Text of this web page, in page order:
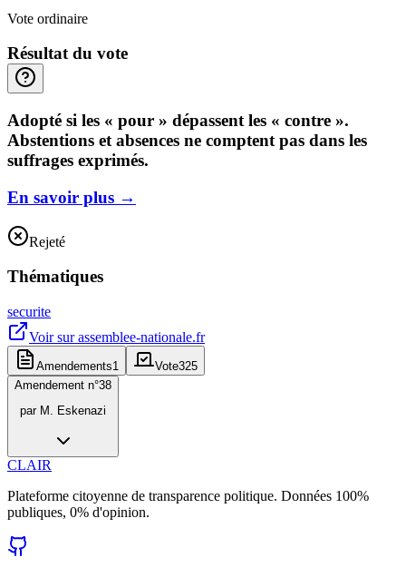
Vote ordinaire
Résultat du vote
Adopté si les « pour » dépassent les « contre ».
Abstentions et absences ne comptent pas dans les
suffrages exprimés.
En savoir plus →
Rejeté
Thématiques
securite
Voir surassemblee-nationale.fr
Amendements1 Vote325
Amendement n°38
par M. Eskenazi
CLAIR
Plateforme citoyenne de transparence politique. Données 100%
publiques, 0% d'opinion.